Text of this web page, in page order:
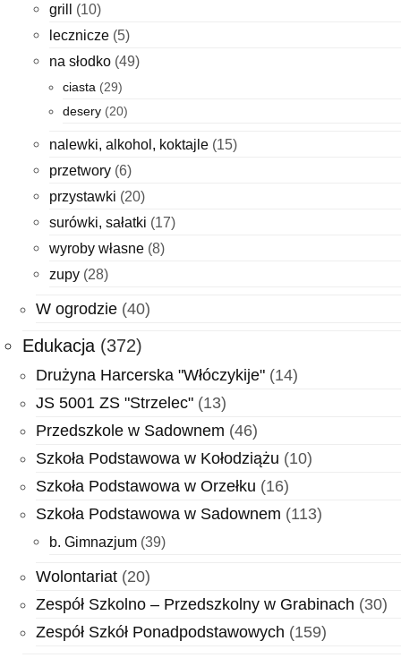
grill (10)
lecznicze (5)
na słodko (49)
ciasta (29)
desery (20)
nalewki, alkohol, koktajle (15)
przetwory (6)
przystawki (20)
surówki, sałatki (17)
wyroby własne (8)
zupy (28)
W ogrodzie (40)
Edukacja (372)
Drużyna Harcerska "Włóczykije" (14)
JS 5001 ZS "Strzelec" (13)
Przedszkole w Sadownem (46)
Szkoła Podstawowa w Kołodziążu (10)
Szkoła Podstawowa w Orzełku (16)
Szkoła Podstawowa w Sadownem (113)
b. Gimnazjum (39)
Wolontariat (20)
Zespół Szkolno – Przedszkolny w Grabinach (30)
Zespół Szkół Ponadpodstawowych (159)